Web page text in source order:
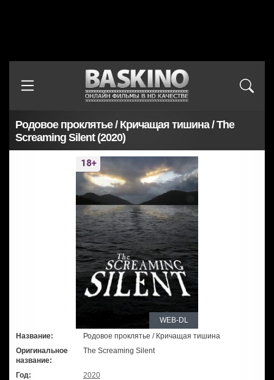
Родовое проклятье / Кричащая тишина / The
Screaming Silent (2020)
WEB-DL
Название:
Родовое проклятье / Кричащая тишина
Оригинальное
название:
The Screaming Silent
Год:
2020